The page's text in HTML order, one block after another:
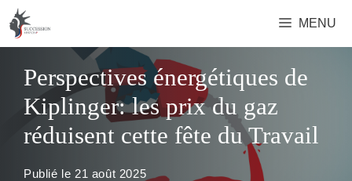
Aller
au
contenu
MENU
Perspectives énergétiques de
Kiplinger: les prix du gaz
réduisent cette fête du Travail
Publié le 21 août 2025